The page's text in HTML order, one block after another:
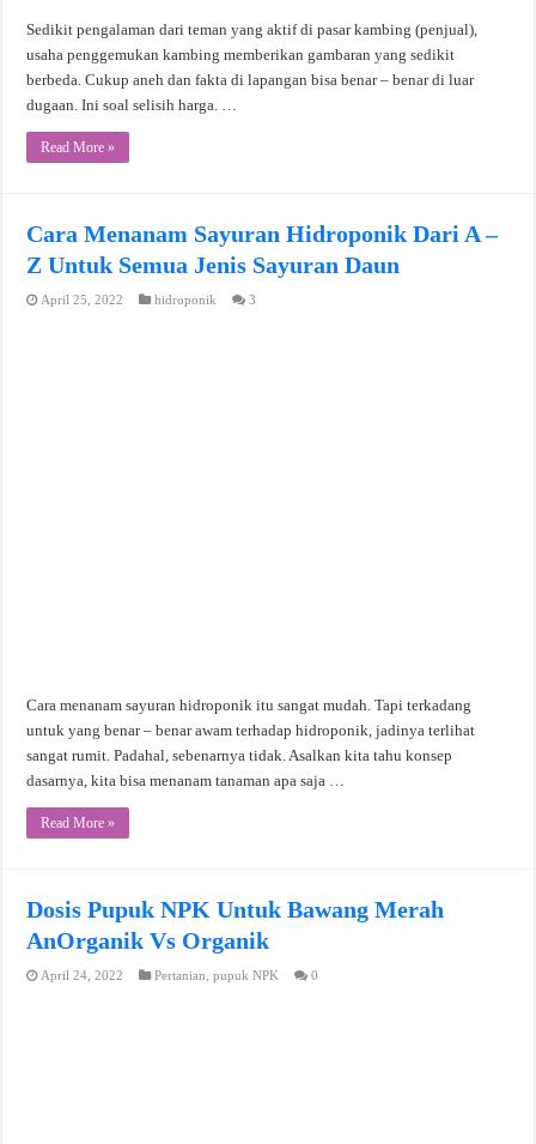
Sedikit pengalaman dari teman yang aktif di pasar kambing (penjual),
usaha penggemukan kambing memberikan gambaran yang sedikit
berbeda. Cukup aneh dan fakta di lapangan bisa benar – benar di luar
dugaan. Ini soal selisih harga. …
Read More »
Cara Menanam Sayuran Hidroponik Dari A –
Z Untuk Semua Jenis Sayuran Daun
April 25, 2022 hidroponik 3
Cara menanam sayuran hidroponik itu sangat mudah. Tapi terkadang
untuk yang benar – benar awam terhadap hidroponik, jadinya terlihat
sangat rumit. Padahal, sebenarnya tidak. Asalkan kita tahu konsep
dasarnya, kita bisa menanam tanaman apa saja …
Read More »
Dosis Pupuk NPK Untuk Bawang Merah
AnOrganik Vs Organik
April 24, 2022 Pertanian ,pupuk NPK 0